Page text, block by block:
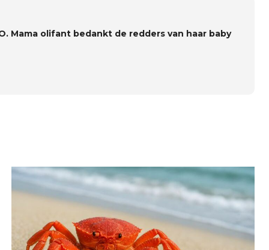
Mama olifant bedankt de redders van haar baby